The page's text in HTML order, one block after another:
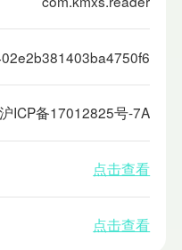
沪ICP备17012825号-7A
点击查看
点击查看